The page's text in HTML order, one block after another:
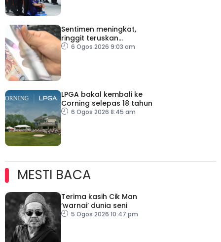
Sentimen meningkat,
ringgit teruskan
momentum mengukuh
6 Ogos 2026 9:03 am
LPGA bakal kembali ke
Corning selepas 18 tahun
6 Ogos 2026 8:45 am
MESTI BACA
Terima kasih Cik Man
‘warnai’ dunia seni
5 Ogos 2026 10:47 pm